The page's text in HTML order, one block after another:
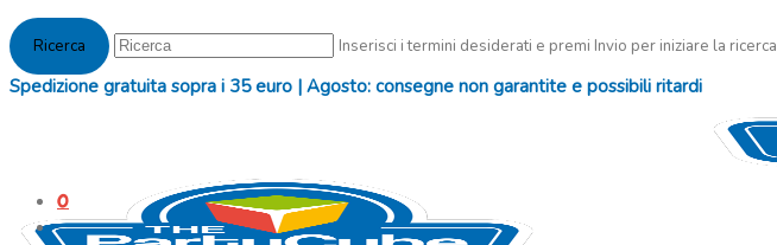
Inserisci i termini desiderati e premi Invio per iniziare la ricerca
Spedizione gratuita sopra i 35 euro | Agosto: consegne non garantite e possibili ritardi
0